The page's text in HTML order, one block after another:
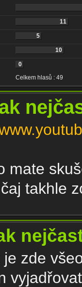
11
5
10
0
Celkem hlasů : 49
mate
takhle
je zde